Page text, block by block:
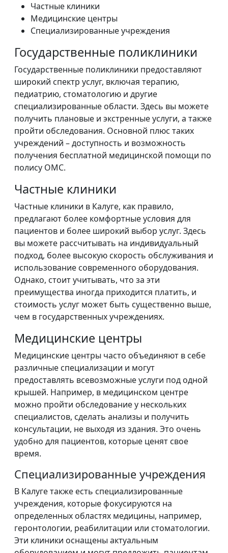
Частные клиники
Медицинские центры
Специализированные учреждения
Государственные поликлиники
Государственные поликлиники предоставляют
широкий спектр услуг, включая терапию,
педиатрию, стоматологию и другие
специализированные области. Здесь вы можете
получить плановые и экстренные услуги, а также
пройти обследования. Основной плюс таких
учреждений – доступность и возможность
получения бесплатной медицинской помощи по
полису ОМС.
Частные клиники
Частные клиники в Калуге, как правило,
предлагают более комфортные условия для
пациентов и более широкий выбор услуг. Здесь
вы можете рассчитывать на индивидуальный
подход, более высокую скорость обслуживания и
использование современного оборудования.
Однако, стоит учитывать, что за эти
преимущества иногда приходится платить, и
стоимость услуг может быть существенно выше,
чем в государственных учреждениях.
Медицинские центры
Медицинские центры часто объединяют в себе
различные специализации и могут
предоставлять всевозможные услуги под одной
крышей. Например, в медицинском центре
можно пройти обследование у нескольких
специалистов, сделать анализы и получить
консультации, не выходя из здания. Это очень
удобно для пациентов, которые ценят свое
время.
Специализированные учреждения
В Калуге также есть специализированные
учреждения, которые фокусируются на
определенных областях медицины, например,
геронтологии, реабилитации или стоматологии.
Эти клиники оснащены актуальным